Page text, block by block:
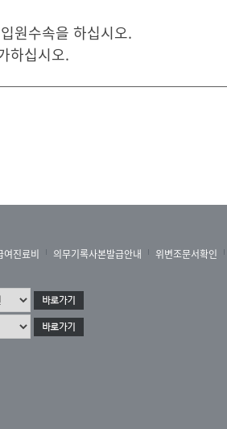
원수속을 하십시오.
하십시오.
여진료비 의무기록사본발급안내 위변조문서확인